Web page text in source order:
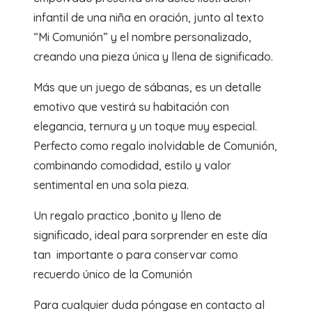
infantil de una niña en oración, junto al texto
“Mi Comunión” y el nombre personalizado,
creando una pieza única y llena de significado.
Más que un juego de sábanas, es un detalle
emotivo que vestirá su habitación con
elegancia, ternura y un toque muy especial.
Perfecto como regalo inolvidable de Comunión,
combinando comodidad, estilo y valor
sentimental en una sola pieza.
Un regalo practico ,bonito y lleno de
significado, ideal para sorprender en este día
tan importante o para conservar como
recuerdo único de la Comunión
Para cualquier duda póngase en contacto al